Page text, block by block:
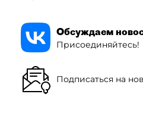
Обсуждаем
Присоединяйтесь!
Подписаться на